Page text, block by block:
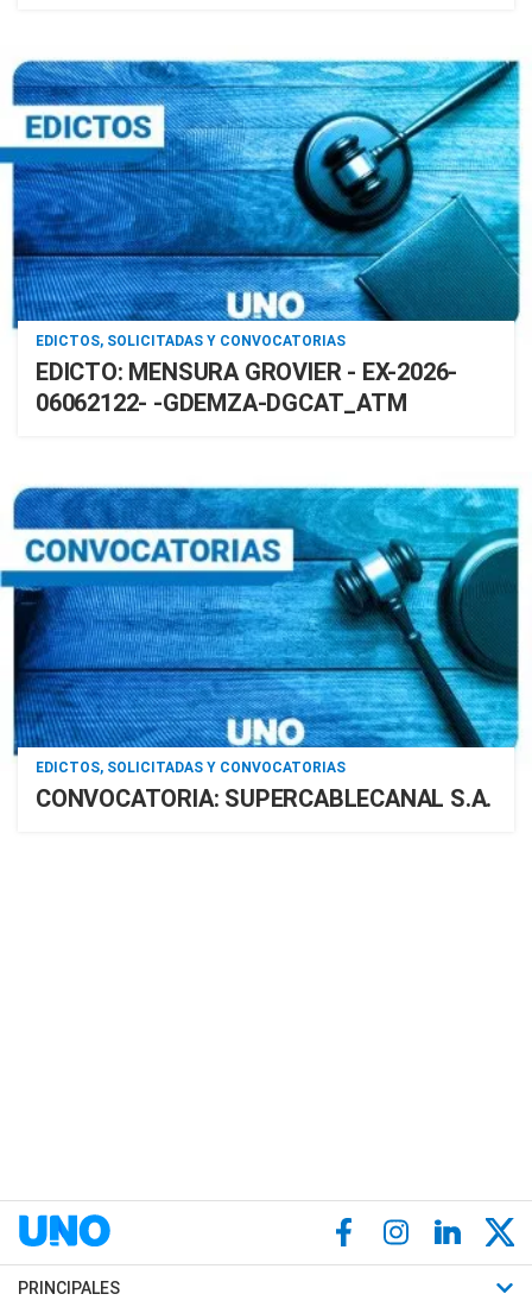
EDICTOS, SOLICITADAS Y CONVOCATORIAS
EDICTO: MENSURA GROVIER - EX-2026-
06062122- -GDEMZA-DGCAT_ATM
EDICTOS, SOLICITADAS Y CONVOCATORIAS
CONVOCATORIA: SUPERCABLECANAL S.A.
PRINCIPALES